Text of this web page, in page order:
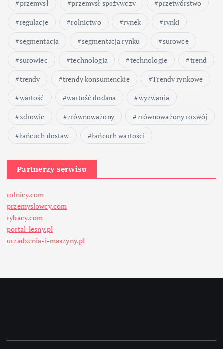
przemysł
przemysł spożywczy
przetwórstwo
regulacje
rolnictwo rynek
rynki
segmentacja
segmentacja rynku
surowce
surowiec
technologia technologie
trend
trendy
trendy konsumenckie
Trendy rynkowe
wartość
wartość dodana
wyzwania
zdrowie
zrównoważony
zrównoważony rozwój
łańcuch dostaw
łańcuch wartości
Partnerzy serwisu
rolnicy.com
przemyslowcy.com
rybacy.com
portal-lesny.pl
urzadzenia-i-maszyny.pl